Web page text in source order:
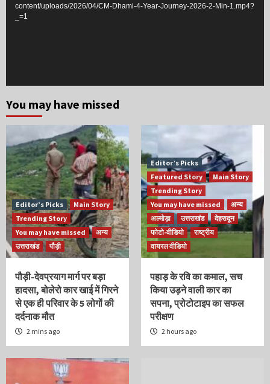
content/uploads/2026/04/CM-Dhami-4-Year-Journey-2026-2-Min-1.mp4?
_=1
You may have missed
Editor’s Picks
Main Story
Trending Story
You may have missed
अन्य
उत्तराखंड
पौड़ी
पौड़ी-देवप्रयाग मार्ग पर बड़ा
हादसा, बोलेरो कार खाई में गिरने
से एक ही परिवार के 5 लोगों की
दर्दनाक मौत
2 mins ago
Editor’s Picks
Featured Story
Main Story
Trending Story
You may have missed
अन्य
अल्मोड़ा
उत्तराखंड
देहरादून
फोटो-वीडियो
राष्ट्रीय
वायरल वीडियो
पहाड़ के रवि का कमाल, सच
किया उड़ने वाली कार का
सपना, प्रोटोटाइप का सफल
परीक्षण
2 hours ago